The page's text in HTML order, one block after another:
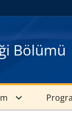
Bölümü